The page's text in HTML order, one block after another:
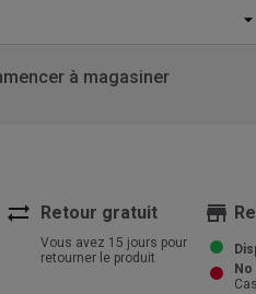
à magasiner
sync_alt Retour gratuit
Vous avez 15 jours pour
retourner le produit
store